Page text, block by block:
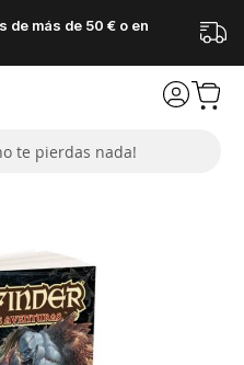
de más de 50 € o en